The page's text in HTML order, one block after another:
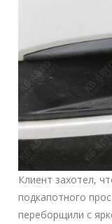
Клиент захотел,
подкапотного
переборщили с